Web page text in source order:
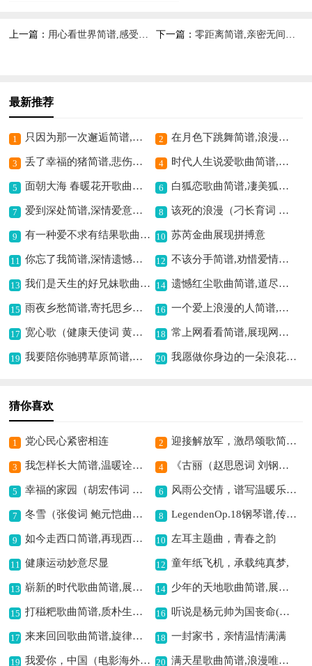
上一篇： 用心看世界简谱,感受美好意境 下一篇： 零距离简谱,亲密无间之感
最新推荐
1 只因为那一次邂逅简谱,邂逅浪漫之旋律 2 在月色下跳舞简谱,浪漫梦幻之旋律
3 丢了幸福的猪简谱,悲伤爱情之写照 4 时代人生说爱歌曲简谱,诉说时代爱之故事
5 面朝大海 春暖花开歌曲简谱,传递美好生活憧憬 6 白狐恋歌曲简谱,凄美狐仙之恋
7 爱到深处简谱,深情爱意满溢 8 该死的浪漫（刁长育词 许宝仁曲）歌曲简谱,浪漫曲调带忧伤
9 有一种爱不求有结果歌曲简谱,无私之爱令人动容 10 苏芮金曲展现拼搏意
11 你忘了我简谱,深情遗憾之曲 12 不该分手简谱,劝惜爱情之意
13 我们是天生的好兄妹歌曲简谱,诠释兄妹深厚情谊 14 遗憾红尘歌曲简谱,道尽红尘遗憾
15 雨夜乡愁简谱,寄托思乡之情 16 一个爱上浪漫的人简谱,浪漫情怀的写照
17 宽心歌（健康天使词 黄清林曲）歌曲简谱,传递宽心之韵味 18 常上网看看简谱,展现网络温情
19 我要陪你驰骋草原简谱,感受草原豪迈情 20 我愿做你身边的一朵浪花（陈雷词 冯波曲）歌曲简谱,表达相伴之深情
猜你喜欢
1 党心民心紧密相连 2 迎接解放军，激昂颂歌简谱,
3 我怎样长大简谱,温暖诠释成长路 4 《古丽（赵思恩词 刘钢曲）》歌曲简谱,展现别样民族风情
5 幸福的家园（胡宏伟词 刘聪曲）歌曲简谱,描绘美好家园意境 6 风雨公交情，谱写温暖乐章,
7 冬雪（张俊词 鲍元恺曲、合唱）简谱,描绘冬日雪景之美 8 LegendenOp.18钢琴谱,传奇音乐的诠释
9 如今走西口简谱,再现西口风情 10 左耳主题曲，青春之韵
11 健康运动妙意尽显 12 童年纸飞机，承载纯真梦,
13 崭新的时代歌曲简谱,展现时代新风貌 14 少年的天地歌曲简谱,展现青春活力之曲
15 打稵粑歌曲简谱,质朴生活的写照 16 听说是杨元帅为国丧命(杨门女将选段,琴谱)简谱京剧,展现杨门忠烈情怀
17 来来回回歌曲简谱,旋律灵动富有感 18 一封家书，亲情温情满满
19 我爱你，中国（电影海外赤子插曲、正谱）歌曲简谱,深情抒发爱国情 20 满天星歌曲简谱,浪漫唯美之意境